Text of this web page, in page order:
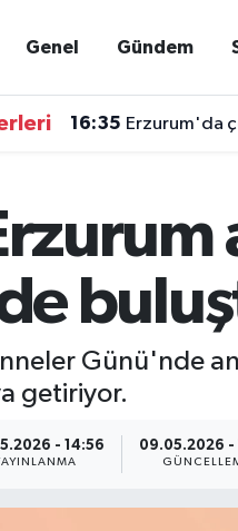
Genel Gündem
16:35 Erzurum'da
Günü'nde
getiriyor.
- 14:56 09.05.2026 -